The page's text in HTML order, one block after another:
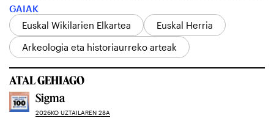
GAIAK
Euskal Wikilarien Elkartea
Euskal Herria
Arkeologia eta historiaurreko arteak
ATAL GEHIAGO
Sigma
2026KO UZTAILAREN 28A